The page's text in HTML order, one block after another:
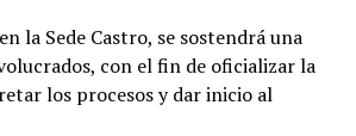
la Sede Castro, se sostendrá una
con el fin de oficializar la
los procesos y dar inicio al